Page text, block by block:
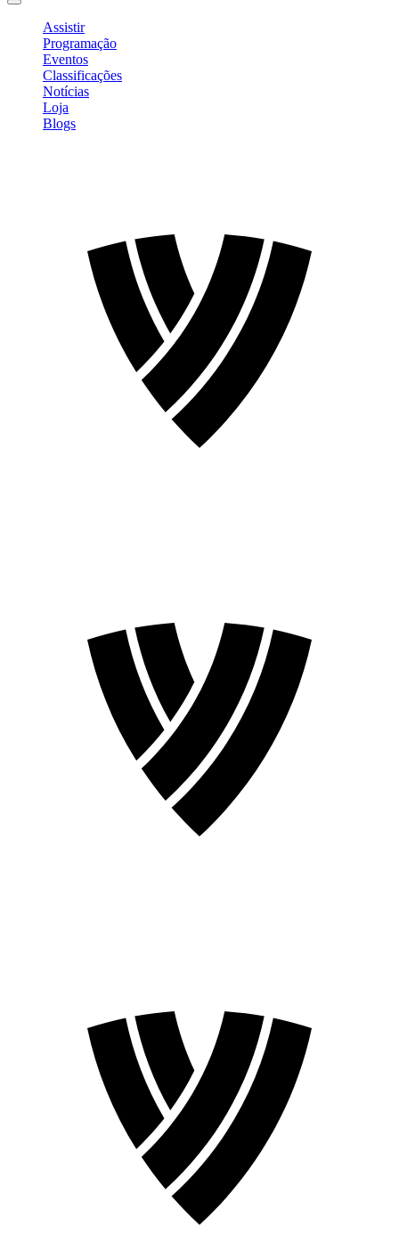
Assistir
Programação
Eventos
Classificações
Notícias
Loja
Blogs